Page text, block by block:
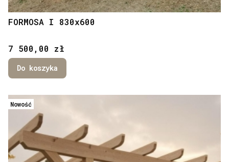
FORMOSA I 830x600
Cena
7 500,00 zł
Do koszyka
Nowość